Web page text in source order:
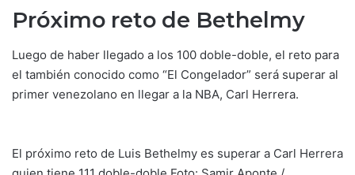
Próximo reto de Bethelmy
Luego de haber llegado a los 100 doble-doble, el reto para
el también conocido como “El Congelador” será superar al
primer venezolano en llegar a la NBA, Carl Herrera.
El próximo reto de Luis Bethelmy es superar a Carl Herrera